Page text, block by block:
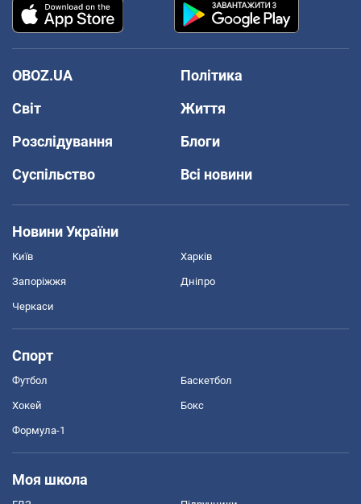
OBOZ.UA
Політика
Світ
Життя
Розслідування
Блоги
Суспільство
Всі новини
Новини України
Київ Харків
Запоріжжя Дніпро
Черкаси
Спорт
Футбол Баскетбол
Хокей Бокс
Формула-1
Моя школа